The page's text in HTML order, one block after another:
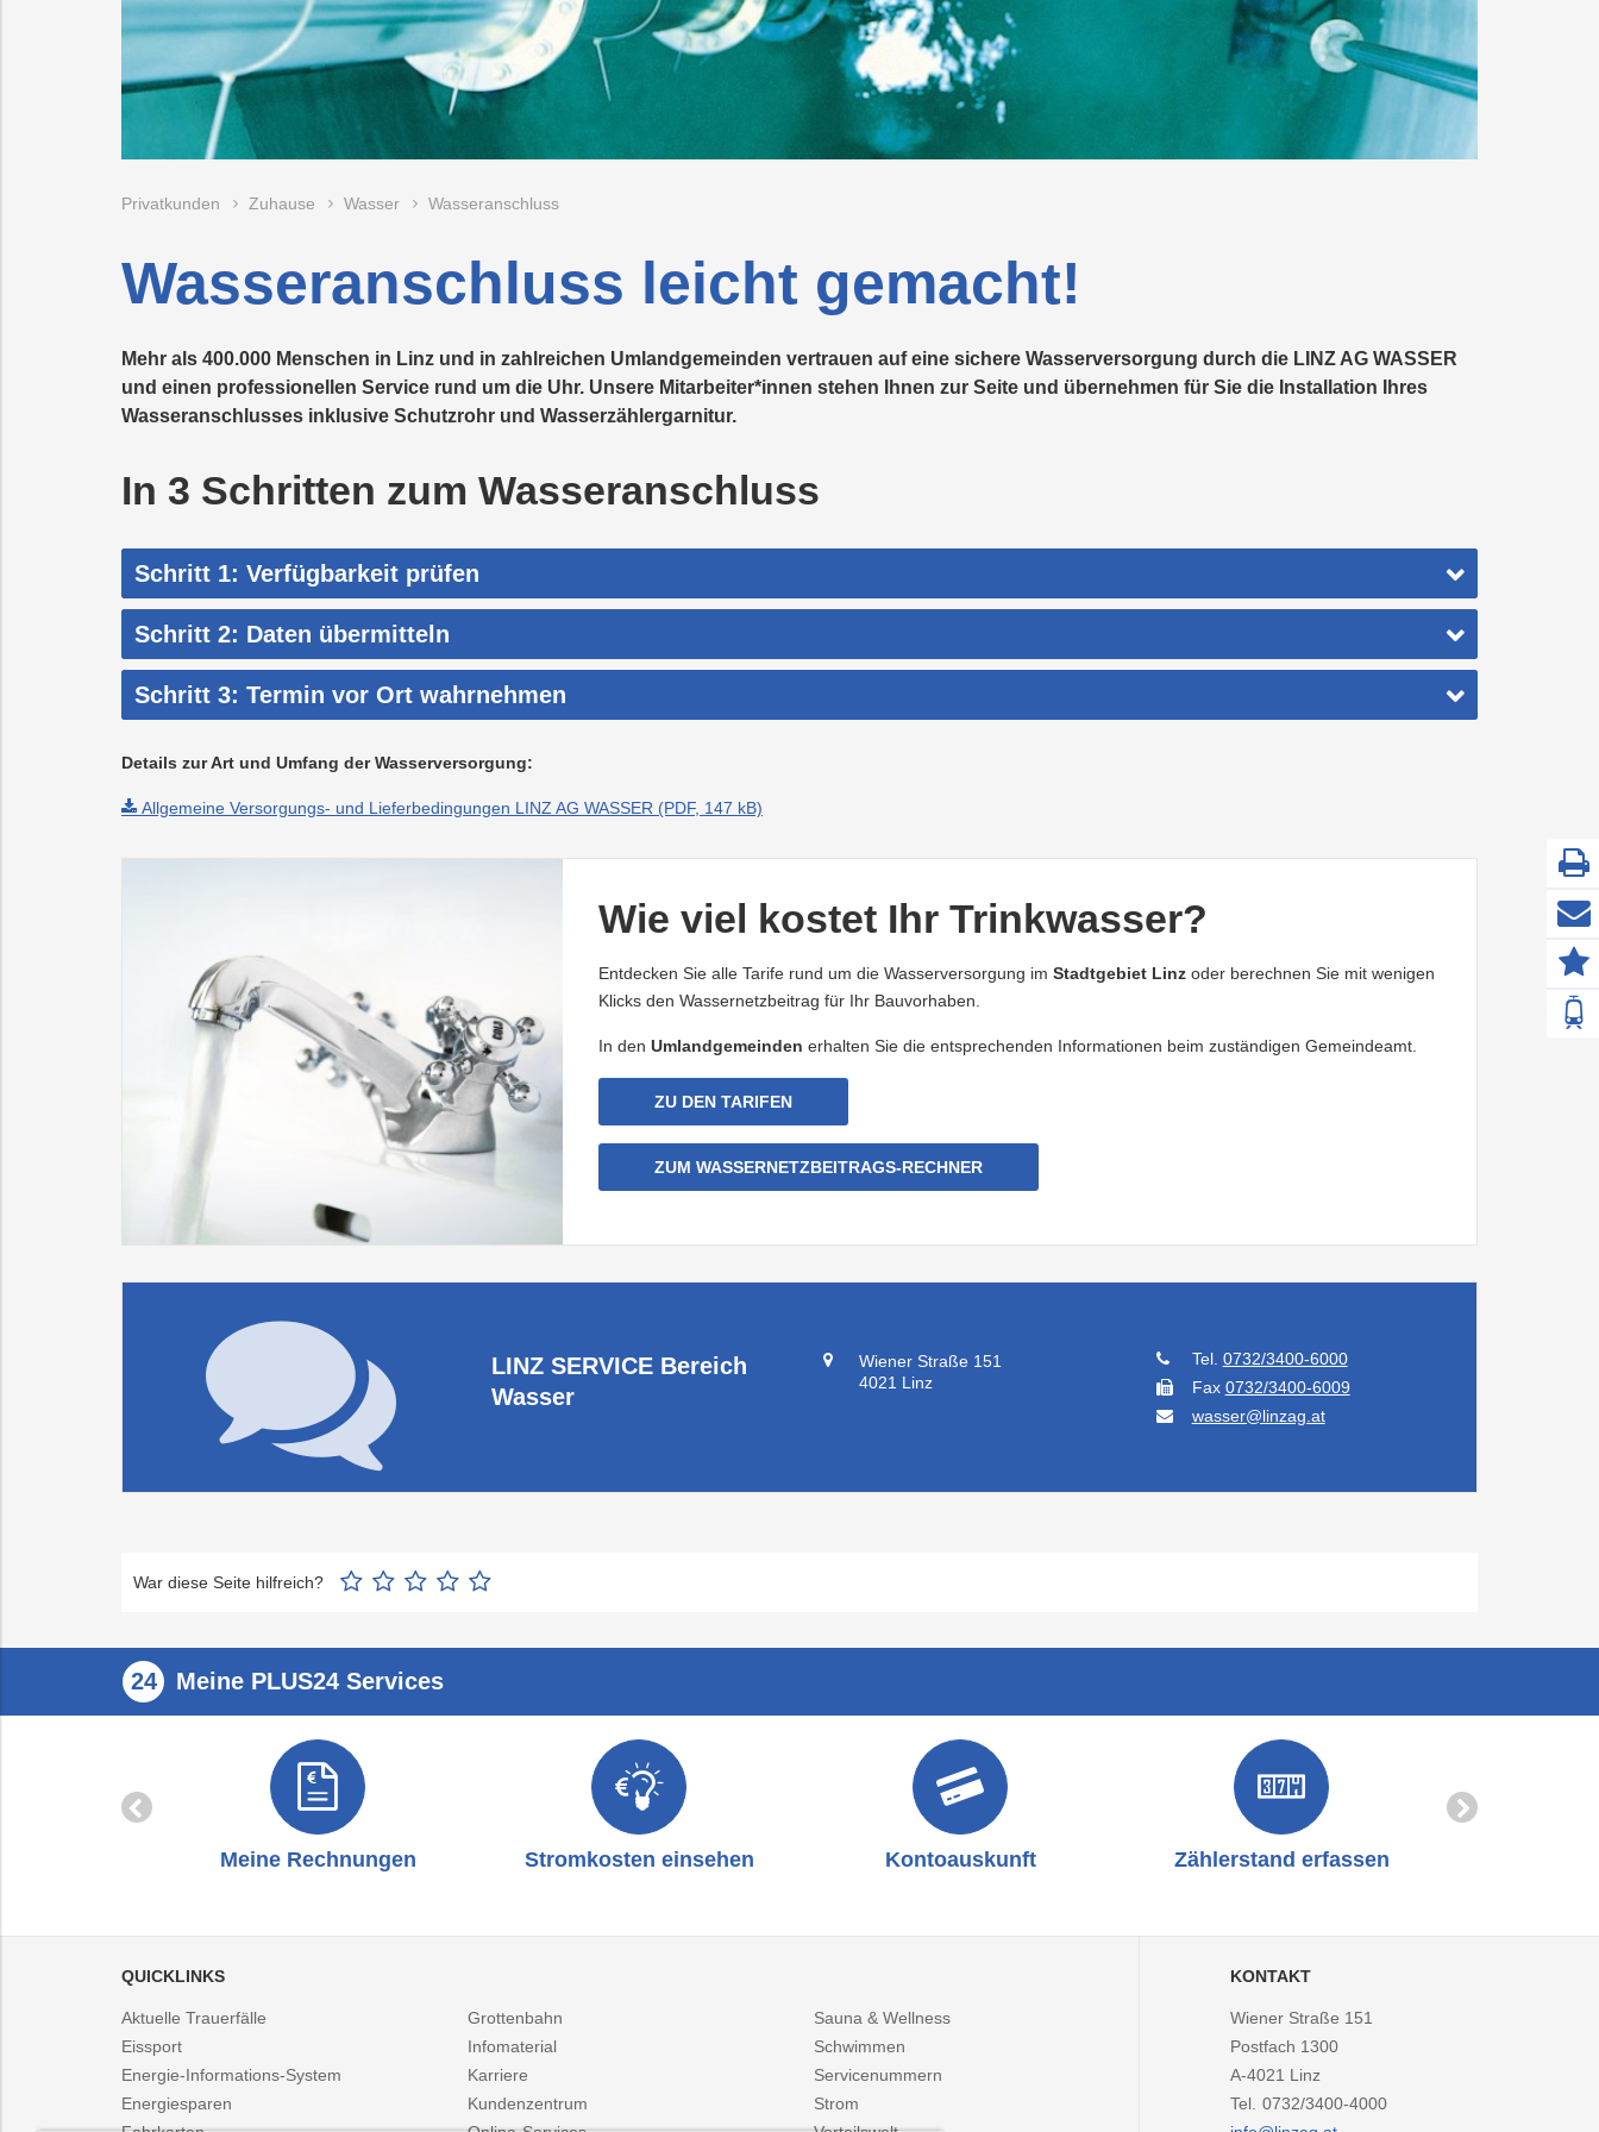
Altstoffsammelzentren
Recycling
Abfallberatung
Abfallvermeidung
&
Wartung
und
Überprüfung
Gasanlage
Aktionen
&
Förderungen
Waschkarte
Energieberatung
Photovoltaik Planauskunft
Mobilität
Fitness
&
Kurse
Pöstlingbergbahn
Veranstaltungen
PLUS24
Vorteilswelt
Ansprechpersonen
Förderungen
Ansprechpersonen
Wärme/Kälte
Energieeffizienz
Beratung
Abfalltrennung
&
Recycling
Preise
Wasser
Mobilität
für
Wohnbauträger
Ladetarife
Online-
Services
SERVICE
GmbH
MANAGEMENTSERVICE
Nachhaltigkeit
Lehrlingsausbildung
Projekte
Neuland
Projekte
LINZ
WASSER
LINZ
LINZ
AG-
Privatkunden Zuhause Wasser Wasseranschluss
Wasseranschluss leicht gemacht!
Mehr als 400.000 Menschen in Linz und in zahlreichen Umlandgemeinden vertrauen auf eine sichere Wasserversorgung durch die LINZ AG WASSER
und einen professionellen Service rund um die Uhr. Unsere Mitarbeiter*innen stehen Ihnen zur Seite und übernehmen für Sie die Installation Ihres
Wasseranschlusses inklusive Schutzrohr und Wasserzählergarnitur.
In 3 Schritten zum Wasseranschluss
Schritt 1: Verfügbarkeit prüfen
Schritt 2: Daten übermitteln
Schritt 3: Termin vor Ort wahrnehmen
Details zur Art und Umfang der Wasserversorgung:
Allgemeine Versorgungs- und Lieferbedingungen LINZ AG WASSER (PDF, 147 kB)
Wie viel kostet Ihr Trinkwasser?
Entdecken Sie alle Tarife rund um die Wasserversorgung im Stadtgebiet Linz oder berechnen Sie mit wenigen
Klicks den Wassernetzbeitrag für Ihr Bauvorhaben.
In den Umlandgemeinden erhalten Sie die entsprechenden Informationen beim zuständigen Gemeindeamt.
ZU DEN TARIFEN
ZUM WASSERNETZBEITRAGS-RECHNER
LINZ SERVICE Bereich
Wasser
Wiener Straße 151
4021 Linz
Tel. 0732/3400-6000
Fax 0732/3400-6009
wasser@linzag.at
War diese Seite hilfreich?
Meine PLUS24 Services
Meine Rechnungen Stromkosten einsehen Kontoauskunft Zählerstand erfassen
QUICKLINKS
Aktuelle Trauerfälle
Eissport
Energie-Informations-System
Energiesparen
Grottenbahn
Infomaterial
Karriere
Kundenzentrum
Sauna & Wellness
Schwimmen
Servicenummern
Strom
KONTAKT
Wiener Straße 151
Postfach 1300
A-4021 Linz
Tel. 0732/3400-4000